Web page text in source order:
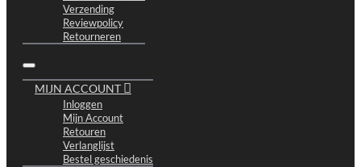
Verzending
Reviewpolicy
Retourneren
MIJN ACCOUNT
Inloggen
Mijn Account
Retouren
Verlanglijst
Bestel geschiedenis